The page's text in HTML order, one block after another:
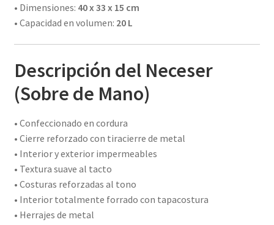
• Dimensiones: 40 x 33 x 15 cm
• Capacidad en volumen: 20 L
Descripción del Neceser
(Sobre de Mano)
• Confeccionado en cordura
• Cierre reforzado con tiracierre de metal
• Interior y exterior impermeables
• Textura suave al tacto
• Costuras reforzadas al tono
• Interior totalmente forrado con tapacostura
• Herrajes de metal